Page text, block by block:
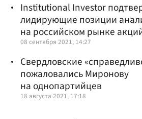
Institutional Investor
лидирующие позиции
на российском рынке
08 сентября 2021, 14:27
Свердловские
пожаловались Миронову
на однопартийцев
18 августа 2021, 17:18